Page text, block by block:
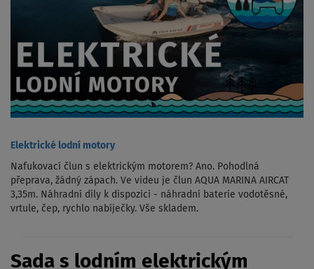
Elektrické lodní motory
Nafukovací člun s elektrickým motorem? Ano. Pohodlná
přeprava, žádný zápach. Ve videu je člun AQUA MARINA AIRCAT
3,35m. Náhradní díly k dispozici - náhradní baterie vodotěsné,
vrtule, čep, rychlo nabíječky. Vše skladem.
Sada s lodním elektrickým